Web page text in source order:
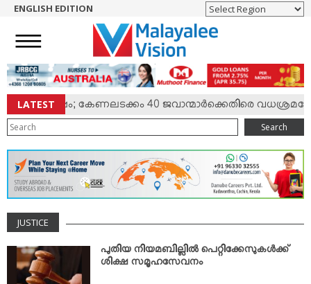
NEWS
ENGLISH
NRI
ENTERTAINMENT
MV SPECIAL
SPORTS
LIFESTYLE
TECH & AUTO
SOCIAL SPHERE
EDITORIAL
ARTS & LITERATURE
ENGLISH EDITION
LATEST
സംഘര്‍ഷം; കേണലടക്കം 40 ജവാന്മാര്‍ക്കെതിരെ
Search
JUSTICE
പുതിയ നിയമബില്ലില്‍ പെറ്റിക്കേസുകള്‍ക്ക്
ശിക്ഷ സമൂഹസേവനം